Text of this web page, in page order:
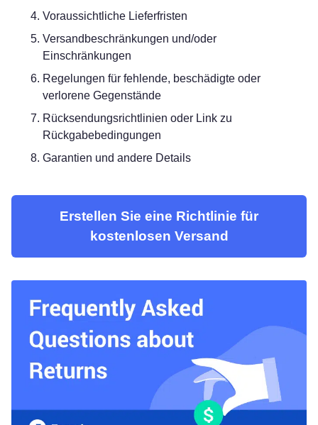
Voraussichtliche Lieferfristen
Versandbeschränkungen und/oder
Einschränkungen
Regelungen für fehlende, beschädigte oder
verlorene Gegenstände
Rücksendungsrichtlinien oder Link zu
Rückgabebedingungen
Garantien und andere Details
Erstellen Sie eine Richtlinie für
kostenlosen Versand